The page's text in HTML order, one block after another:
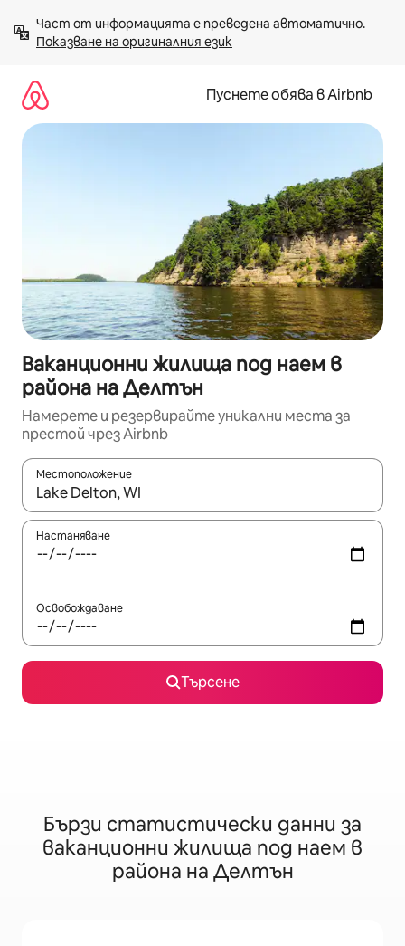
към
съдържанието
Показване на оригиналния език
Пуснете обява в Airbnb
Ваканционни жилища под наем в
района на Делтън
Намерете и резервирайте уникални места за
престой чрез Airbnb
Местоположение
Когато резултатите се покажат, използвайте
Настаняване
Освобождаване
Търсене
Бързи статистически данни за
ваканционни жилища под наем в
района на Делтън